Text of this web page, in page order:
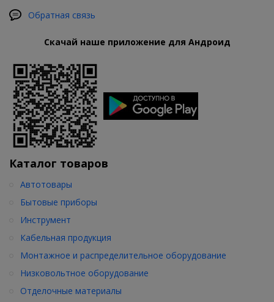
Обратная связь
Скачай наше приложение для Андроид
Каталог товаров
Автотовары
Бытовые приборы
Инструмент
Кабельная продукция
Монтажное и распределительное оборудование
Низковольтное оборудование
Отделочные материалы